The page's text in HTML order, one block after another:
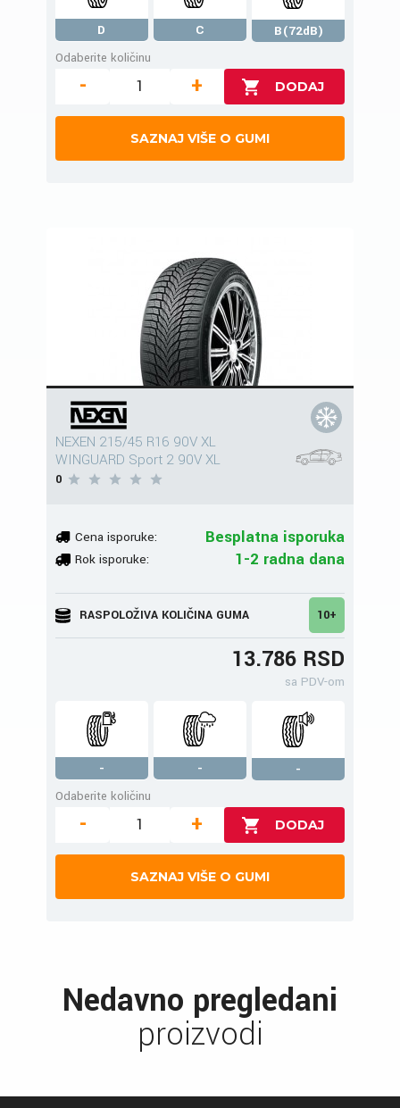
D C
B(72dB)
Odaberite količinu
- +
SAZNAJ VIŠE O GUMI
NEXEN 215/45 R16 90V XL
WINGUARD Sport 2 90V XL
0
Cena isporuke: Besplatna isporuka
Rok isporuke: 1-2 radna dana
RASPOLOŽIVA KOLIČINA GUMA 10+
13.786 RSD
sa PDV-om
- -
-
Odaberite količinu
- +
SAZNAJ VIŠE O GUMI
Nedavno pregledani
proizvodi